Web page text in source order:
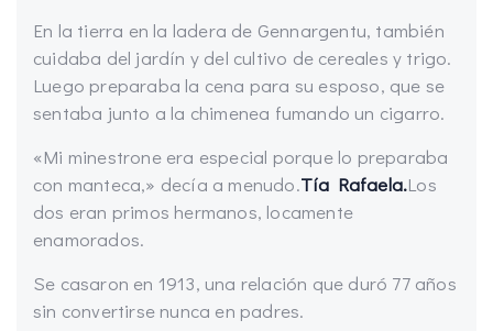
En la tierra en la ladera de Gennargentu, también
cuidaba del jardín y del cultivo de cereales y trigo.
Luego preparaba la cena para su esposo, que se
sentaba junto a la chimenea fumando un cigarro.
«Mi minestrone era especial porque lo preparaba
con manteca,» decía a menudo.Tía Rafaela.Los
dos eran primos hermanos, locamente
enamorados.
Se casaron en 1913, una relación que duró 77 años
sin convertirse nunca en padres.